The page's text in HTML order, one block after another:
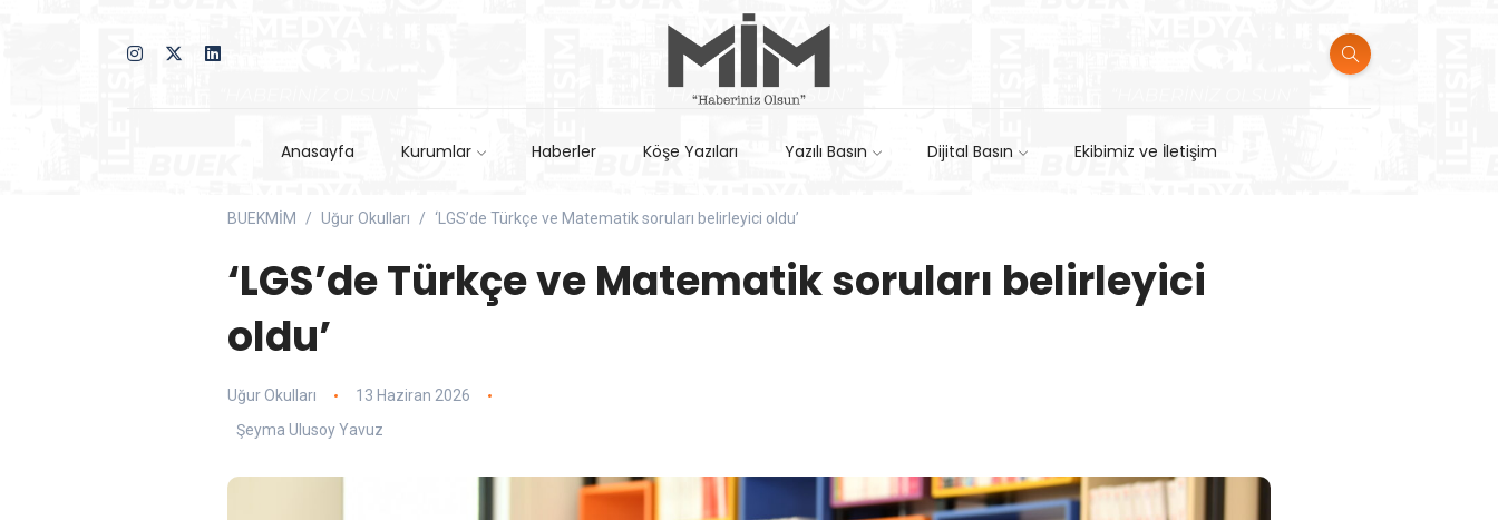
Anasayfa Kurumlar Haberler Köşe Yazıları Yazılı Basın Dijital Basın Ekibimiz ve İletişim
BUEKMİM Uğur Okulları ‘LGS’de Türkçe ve Matematik soruları belirleyici oldu’
‘LGS’de Türkçe ve Matematik soruları belirleyici
oldu’
Uğur Okulları
13 Haziran 2026
Şeyma Ulusoy Yavuz